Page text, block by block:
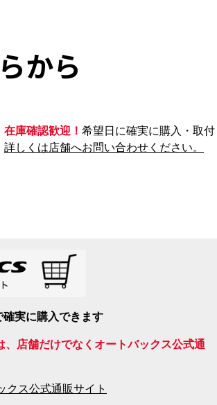
から
庫確認歓迎！ 希望日に確実に購入・取付
詳しくは店舗へお問い合わせください。
実に購入できます
店舗だけでなくオートバックス公式通
クス公式通販サイト